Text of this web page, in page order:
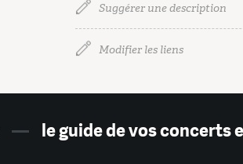
Suggérer une description
Modifier les liens
— le guide de vos concerts